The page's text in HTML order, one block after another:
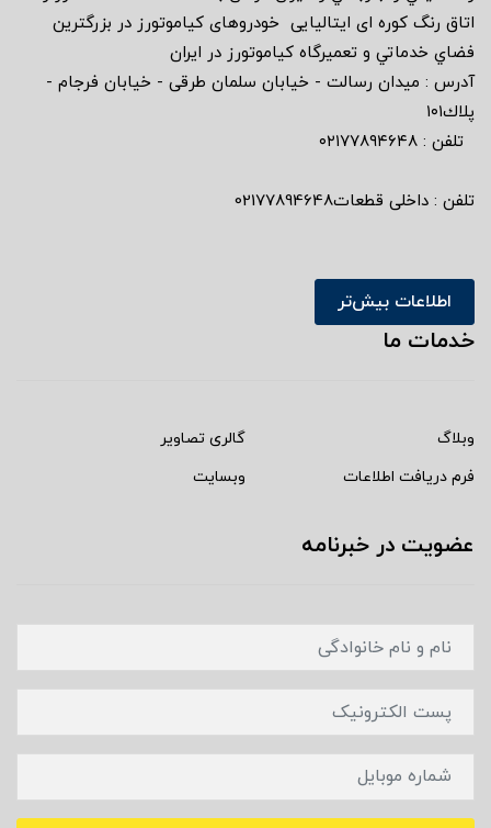
اتاق رنگ كوره اى ايتاليايى خودروهاى كياموتورز در بزرگترين
فضاي خدماتي و تعميرگاه كياموتورز در ايران
آدرس : ميدان رسالت - خيابان سلمان طرقى - خيابان فرجام -
پلاك١٠١
تلفن : ٠٢١٧٧٨٩٤٦٤٨
تلفن : داخلی قطعات02177894648
اطلاعات بیش‌تر
خدمات ما
وبلاگ
گالری تصاویر
فرم دریافت اطلاعات
وبسایت
عضویت در خبرنامه